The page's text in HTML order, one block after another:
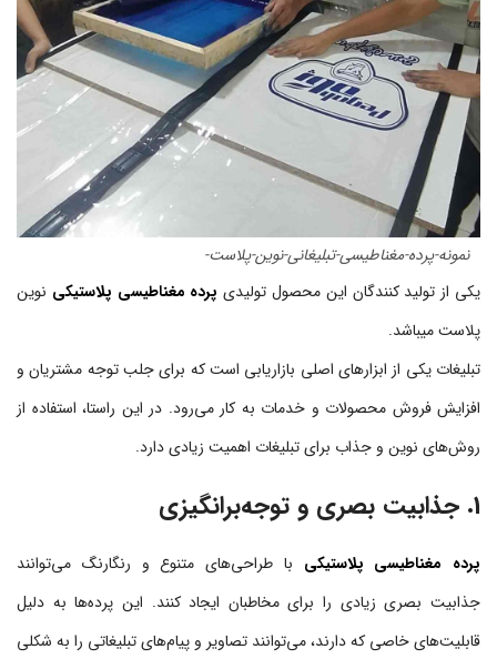
نمونه-پرده-مغناطیسی-تبلیغانی-نوین-پلاست-
یکی از تولید کنندگان این محصول تولیدیپرده مغناطیسی پلاستیکی نوین
پلاست میباشد.
تبلیغات یکی از ابزارهای اصلی بازاریابی است که برای جلب توجه مشتریان و
افزایش فروش محصولات و خدمات به کار می‌رود. در این راستا، استفاده از
روش‌های نوین و جذاب برای تبلیغات اهمیت زیادی دارد.
1. جذابیت بصری و توجه‌برانگیزی
پرده‌ مغناطیسی پلاستیکی با طراحی‌های متنوع و رنگارنگ می‌توانند
جذابیت بصری زیادی را برای مخاطبان ایجاد کنند. این پرده‌ها به دلیل
قابلیت‌های خاصی که دارند، می‌توانند تصاویر و پیام‌های تبلیغاتی را به شکلی